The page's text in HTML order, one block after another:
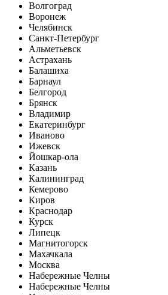
Волгоград
Воронеж
Челябинск
Санкт-Петербург
Альметьевск
Астрахань
Балашиха
Барнаул
Белгород
Брянск
Владимир
Екатеринбург
Иваново
Ижевск
Йошкар-ола
Казань
Калининград
Кемерово
Киров
Краснодар
Курск
Липецк
Магнитогорск
Махачкала
Москва
Набережные Челны
Набережные Челны